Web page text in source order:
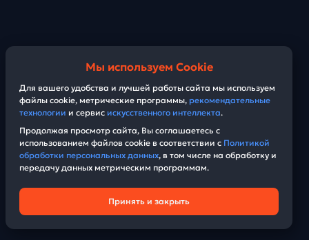
Мы используем Cookie
Для вашего удобства и лучшей работы сайта мы используем
файлы cookie, метрические программы, рекомендательные
технологии и сервис искусственного интеллекта.
Продолжая просмотр сайта, Вы соглашаетесь с
использованием файлов cookie в соответствии с Политикой
обработки персональных данных, в том числе на обработку и
передачу данных метрическим программам.
Принять и закрыть